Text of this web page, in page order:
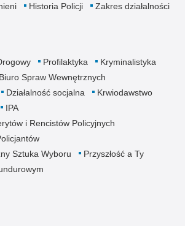
Historia Policji
Zakres działalności
Profilaktyka
Kryminalistyka
Biuro Spraw Wewnętrznych
Działalność socjalna
Krwiodawstwo
IPA
i Rencistów Policyjnych
Sztuka Wyboru
Przyszłość a Ty